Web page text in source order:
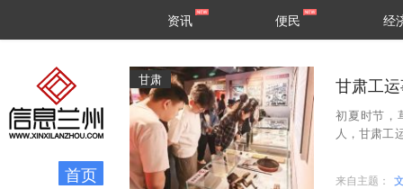
区县
资讯 便民 经
首页
甘肃 甘肃工
初夏时节，
人，甘肃工
来自主题：